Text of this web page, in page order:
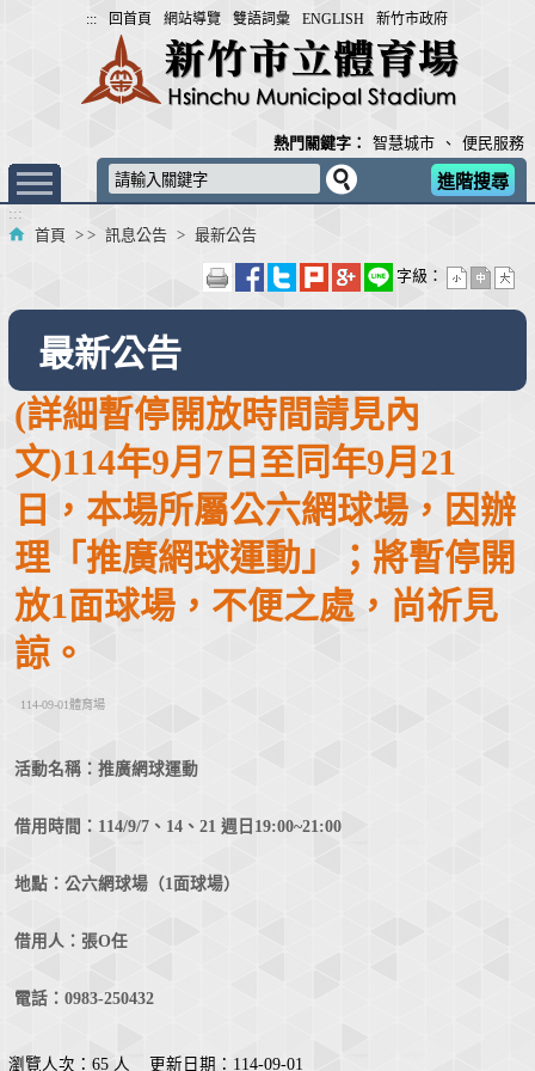
區
塊
::: 回首頁 網站導覽 雙語詞彙 ENGLISH 新竹市政府
進階搜尋
熱門關鍵字： 智慧城市 、 便民服務
:::
首頁 > > 訊息公告 > 最新公告
字級：
最新公告
(詳細暫停開放時間請見內
文)114年9月7日至同年9月21
日，本場所屬公六網球場，因辦
理「推廣網球運動」；將暫停開
放1面球場，不便之處，尚祈見
諒。
114-09-01體育場
活動名稱：推廣網球運動
借用時間：114/9/7、14、21 週日19:00~21:00
地點：公六網球場（1面球場）
借用人：張O任
電話：0983-250432
瀏覽人次：65 人 更新日期：114-09-01